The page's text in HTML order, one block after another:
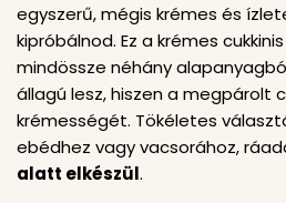
egyszerű, mégis krémes és
kipróbálnod. Ez a krémes
mindössze néhány
állagú lesz, hiszen a megpárolt
krémességét. Tökéletes
ebédhez vagy vacsorához,
alatt elkészül.